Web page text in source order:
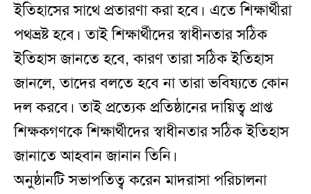
ইতিহাসের সাথে প্রতারণা করা হবে। এতে শিক্ষার্থীরা
পথভ্রষ্ট হবে। তাই শিক্ষার্থীদের স্বাধীনতার সঠিক
ইতিহাস জানতে হবে, কারণ তারা সঠিক ইতিহাস
জানলে, তাদের বলতে হবে না তারা ভবিষ্যতে কোন
দল করবে। তাই প্রত্যেক প্রতিষ্ঠানের দায়িত্ব প্রাপ্ত
শিক্ষকগণকে শিক্ষার্থীদের স্বাধীনতার সঠিক ইতিহাস
জানাতে আহবান জানান তিনি।
অনুষ্ঠানটি সভাপতিত্ব করেন মাদরাসা পরিচালনা